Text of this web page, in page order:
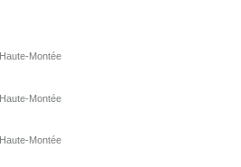
Montée
Montée
Montée